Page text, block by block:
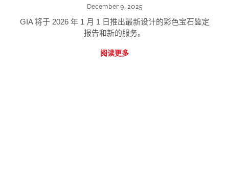
December 9, 2025
GIA 将于 2026 年 1 月 1 日推出最新设计的彩色宝石鉴定
报告和新的服务。
阅读更多